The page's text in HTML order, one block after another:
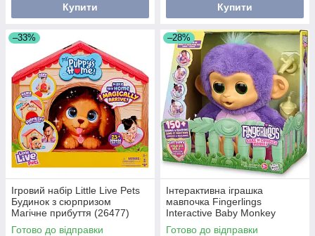
Купити Купити
–33%
Ігровий набір Little Live Pets
Будинок з сюрпризом
Магічне прибуття (26477)
Готово до відправки
–28%
Інтерактивна іграшка
мавпочка Fingerlings
Interactive Baby Monkey
Sunny WowWee 3191
Готово до відправки